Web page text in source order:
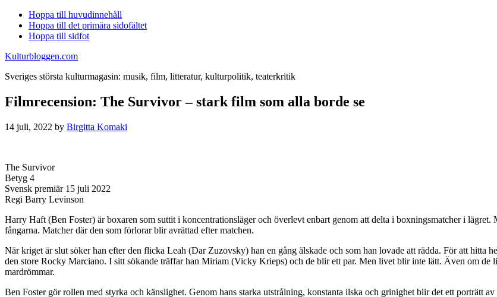
Hoppa till huvudinnehåll
Hoppa till det primära sidofältet
Hoppa till sidfot
Kulturbloggen.com
Sveriges största kulturmagasin: musik, film, litteratur, kulturpolitik, teaterkritik
Filmrecension: The Survivor – stark film som alla borde se
14 juli, 2022 by Birgitta Komaki
The Survivor
Betyg 4
Svensk premiär 15 juli 2022
Regi Barry Levinson
Harry Haft (Ben Foster) är boxaren som suttit i koncentrationsläger och överlevt enbart genom att delta i boxningsmatcher i
fångarna. Matcher där den som förlorar blir avrättad efter matchen.
När kriget är slut söker han efter den flicka Leah (Dar Zuzovsky) han en gång älskade och som han lovade att rädda. För att hitta
den store Rocky Marciano. I sitt sökande träffar han Miriam (Vicky Krieps) och de blir ett par. Men livet blir inte lätt. Även om de
mardrömmar.
Ben Foster gör rollen med styrka och känslighet. Genom hans starka utstrålning, konstanta ilska och grinighet blir det ett porträtt